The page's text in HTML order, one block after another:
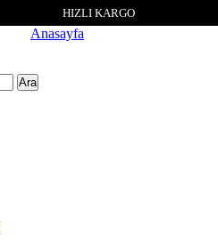
HIZLI KARGO
Anasayfa